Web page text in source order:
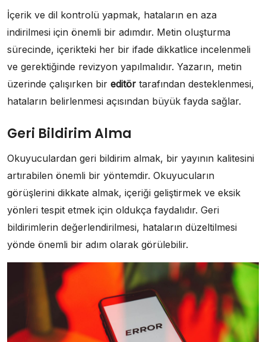
İçerik ve dil kontrolü yapmak, hataların en aza
indirilmesi için önemli bir adımdır. Metin oluşturma
sürecinde, içerikteki her bir ifade dikkatlice incelenmeli
ve gerektiğinde revizyon yapılmalıdır. Yazarın, metin
üzerinde çalışırken bir editör tarafından desteklenmesi,
hataların belirlenmesi açısından büyük fayda sağlar.
Geri Bildirim Alma
Okuyuculardan geri bildirim almak, bir yayının kalitesini
artırabilen önemli bir yöntemdir. Okuyucuların
görüşlerini dikkate almak, içeriği geliştirmek ve eksik
yönleri tespit etmek için oldukça faydalıdır. Geri
bildirimlerin değerlendirilmesi, hataların düzeltilmesi
yönde önemli bir adım olarak görülebilir.